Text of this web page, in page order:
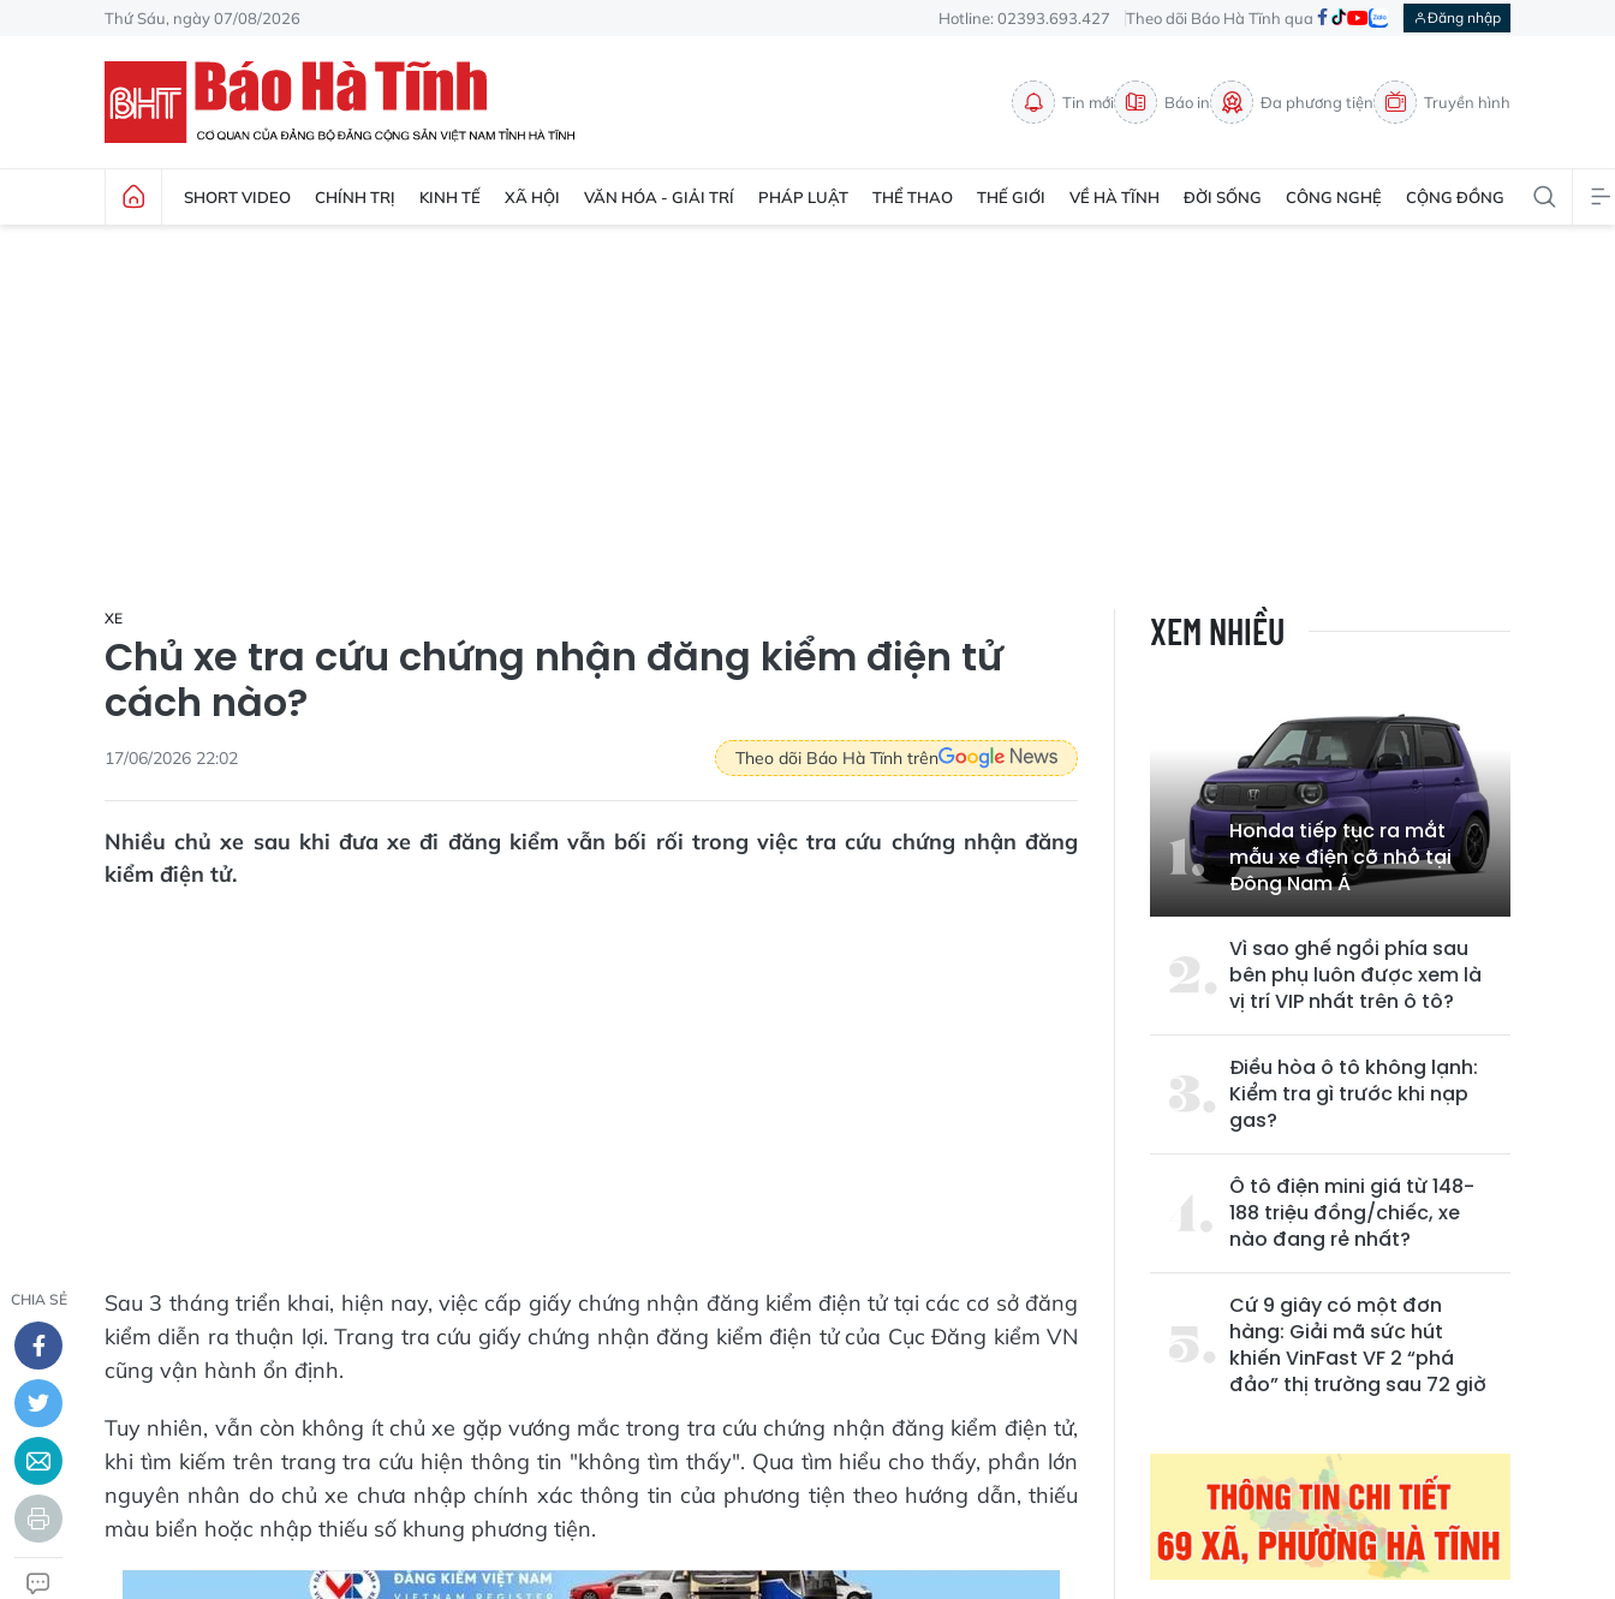
Thứ Sáu, ngày 07/08/2026 Hotline: 02393.693.427 Theo dõi Báo Hà Tĩnh qua Đăng nhập
Tin mới Báo in Đa phương tiện Truyền hình
SHORT VIDEO CHÍNH TRỊ KINH TẾ XÃ HỘI VĂN HÓA - GIẢI TRÍ PHÁP LUẬT THỂ THAO THẾ GIỚI VỀ HÀ TĨNH ĐỜI SỐNG CÔNG NGHỆ CỘNG ĐỒNG
XE
Chủ xe tra cứu chứng nhận đăng kiểm điện tử
cách nào?
17/06/2026 22:02 Theo dõi Báo Hà Tĩnh trên
Nhiều chủ xe sau khi đưa xe đi đăng kiểm vẫn bối rối trong việc tra cứu chứng nhận đăng
kiểm điện tử.
CHIA SẺ
Sau 3 tháng triển khai, hiện nay, việc cấp giấy chứng nhận đăng kiểm điện tử tại các cơ sở đăng
kiểm diễn ra thuận lợi. Trang tra cứu giấy chứng nhận đăng kiểm điện tử của Cục Đăng kiểm VN
cũng vận hành ổn định.
Tuy nhiên, vẫn còn không ít chủ xe gặp vướng mắc trong tra cứu chứng nhận đăng kiểm điện tử,
khi tìm kiếm trên trang tra cứu hiện thông tin "không tìm thấy". Qua tìm hiểu cho thấy, phần lớn
nguyên nhân do chủ xe chưa nhập chính xác thông tin của phương tiện theo hướng dẫn, thiếu
màu biển hoặc nhập thiếu số khung phương tiện.
XEM NHIỀU
Honda tiếp tục ra mắt
mẫu xe điện cỡ nhỏ tại
Đông Nam Á
Vì sao ghế ngồi phía sau
bên phụ luôn được xem là
vị trí VIP nhất trên ô tô?
Điều hòa ô tô không lạnh:
Kiểm tra gì trước khi nạp
gas?
Ô tô điện mini giá từ 148-
188 triệu đồng/chiếc, xe
nào đang rẻ nhất?
Cứ 9 giây có một đơn
hàng: Giải mã sức hút
khiến VinFast VF 2 “phá
đảo” thị trường sau 72 giờ